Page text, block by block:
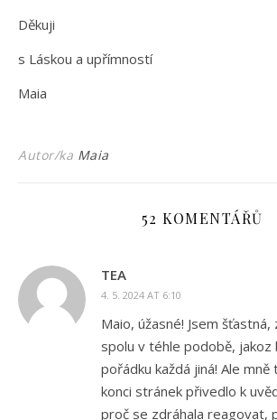
Děkuji
s Láskou a upřímností
Maia
Autor/ka Maia
52 KOMENTÁŘŮ
TEA
4. 5. 2024 AT 6:10
Maio, úžasné! Jsem
spolu v téhle podobě, jakoz
pořádku každá jiná! Ale
konci stránek přivedlo k
proč se zdráhala reagovat,